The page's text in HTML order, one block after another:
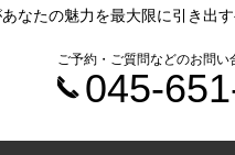
ご予約・ご質問などのお問い
045-